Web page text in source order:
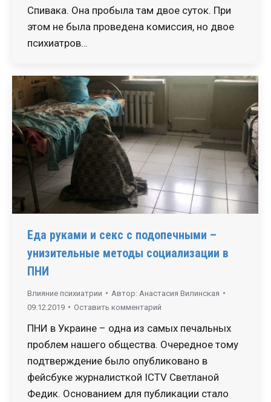
Спивака. Она пробыла там двое суток. При
этом не была проведена комиссия, но двое
психиатров…
Еда руками и секс с подопечными –
унизительные методы социализации в
ПНИ
Влияние психиатрии Автор: Анастасия Вилинская
09.12.2019
Оставить комментарий
ПНИ в Украине – одна из самых печальных
проблем нашего общества. Очередное тому
подтверждение было опубликовано в
фейсбуке журналисткой ICTV Светланой
Федик. Основанием для публикации стало